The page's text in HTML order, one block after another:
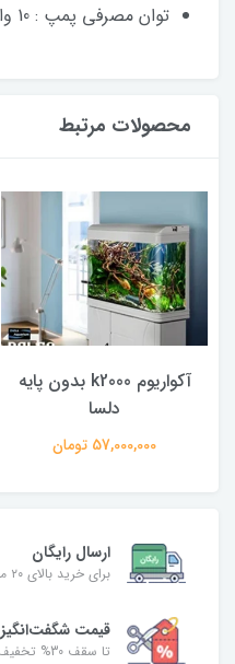
توان مصرفی پمپ : 10 وات
محصولات مرتبط
آکواریوم k2000 بدون پایه
دلسا
57,000,000 تومان
ارسال رایگان
برای خرید بالای ۲۰ میلیون تومان(بغیر از آکواریوم)
قیمت شگفت‌انگیز
تا سقف 30% تخفیف